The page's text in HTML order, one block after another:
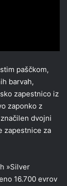
paščkom,
barvah,
zapestnico iz
zaponko z
dvojni
zapestnice za
»Silver
16.700 evrov